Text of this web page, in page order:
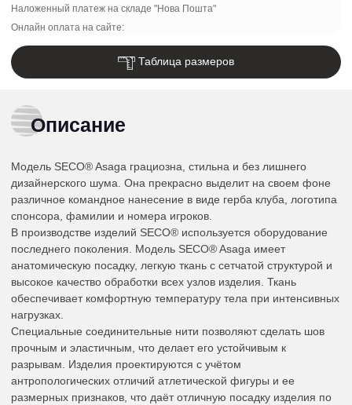
Наложенный платеж на складе "Нова Пошта"
Онлайн оплата на сайте:
Таблица размеров
Описание
Модель SECO® Asaga грациозна, стильна и без лишнего
дизайнерского шума. Она прекрасно выделит на своем фоне
различное командное нанесение в виде герба клуба, логотипа
спонсора, фамилии и номера игроков.
В производстве изделий SECO® используется оборудование
последнего поколения. Модель SECO® Asaga имеет
анатомическую посадку, легкую ткань с сетчатой структурой и
высокое качество обработки всех узлов изделия. Ткань
обеспечивает комфортную температуру тела при интенсивных
нагрузках.
Специальные соединительные нити позволяют сделать шов
прочным и эластичным, что делает его устойчивым к
разрывам. Изделия проектируются с учётом
антропологических отличий атлетической фигуры и ее
размерных признаков, что даёт отличную посадку изделия по